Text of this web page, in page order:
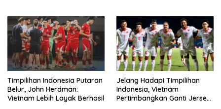
Timpilihan Indonesia Putaran
Belur, John Herdman:
Vietnam Lebih Layak Berhasil
Jelang Hadapi Timpilihan
Indonesia, Vietnam
Pertimbangkan Ganti Jersey